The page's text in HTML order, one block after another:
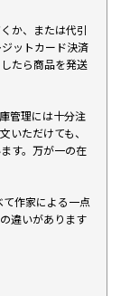
か、または代引
ットカード決済
たら商品を発送
管理には十分注
いただけても、
す。万が一の在
作家による一点
違いがあります